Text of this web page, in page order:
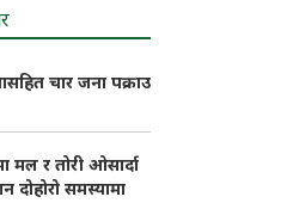
चार जना पक्राउ
मल र तोरी ओसार्दा
दोहोरो समस्यामा